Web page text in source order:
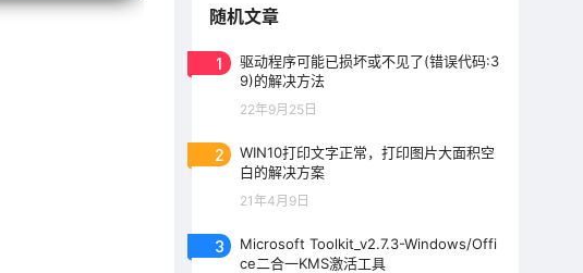
随机文章
1
驱动程序可能已损坏或不见了(错误代码:3
9)的解决方法
22年9月25日
2
WIN10打印文字正常，打印图片大面积空
白的解决方案
21年4月9日
3
Microsoft Toolkit_v2.7.3-Windows/Offi
ce二合一KMS激活工具